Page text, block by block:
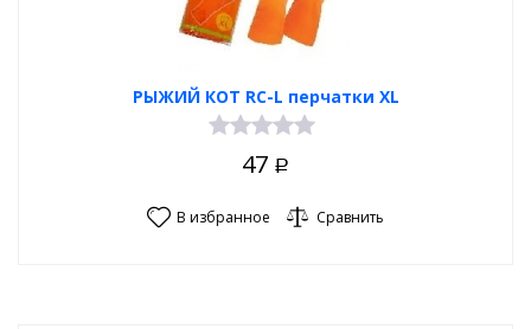
РЫЖИЙ КОТ RC-L перчатки XL
47 Р
В избранное Сравнить